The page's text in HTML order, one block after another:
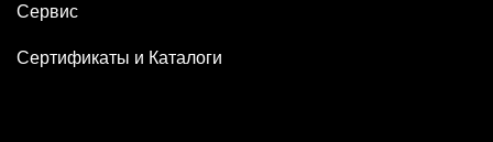
Сервис
Сертификаты и Каталоги